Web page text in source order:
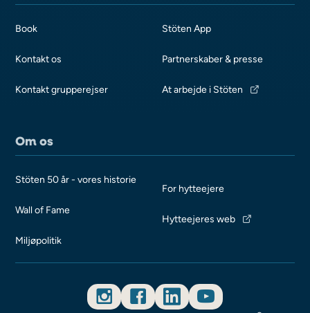
Book
Kontakt os
Kontakt grupperejser
Stöten App
Partnerskaber & presse
At arbejde i Stöten
Om os
Stöten 50 år - vores historie
Wall of Fame
Miljøpolitik
For hytteejere
Hytteejeres web